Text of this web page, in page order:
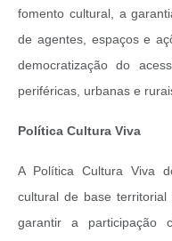
fomento cultural, a
de agentes, espaços e
democratização do
periféricas, urbanas e
Política Cultura Viva
A Política Cultura Viva
cultural de base
garantir a participação